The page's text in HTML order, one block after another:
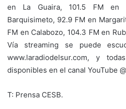
en La Guaira, 101.5 FM en
Barquisimeto, 92.9 FM en
FM en Calabozo, 104.3 FM en
Vía streaming se puede
www.laradiodelsur.com, y
disponibles en el canal YouTube
T: Prensa CESB.